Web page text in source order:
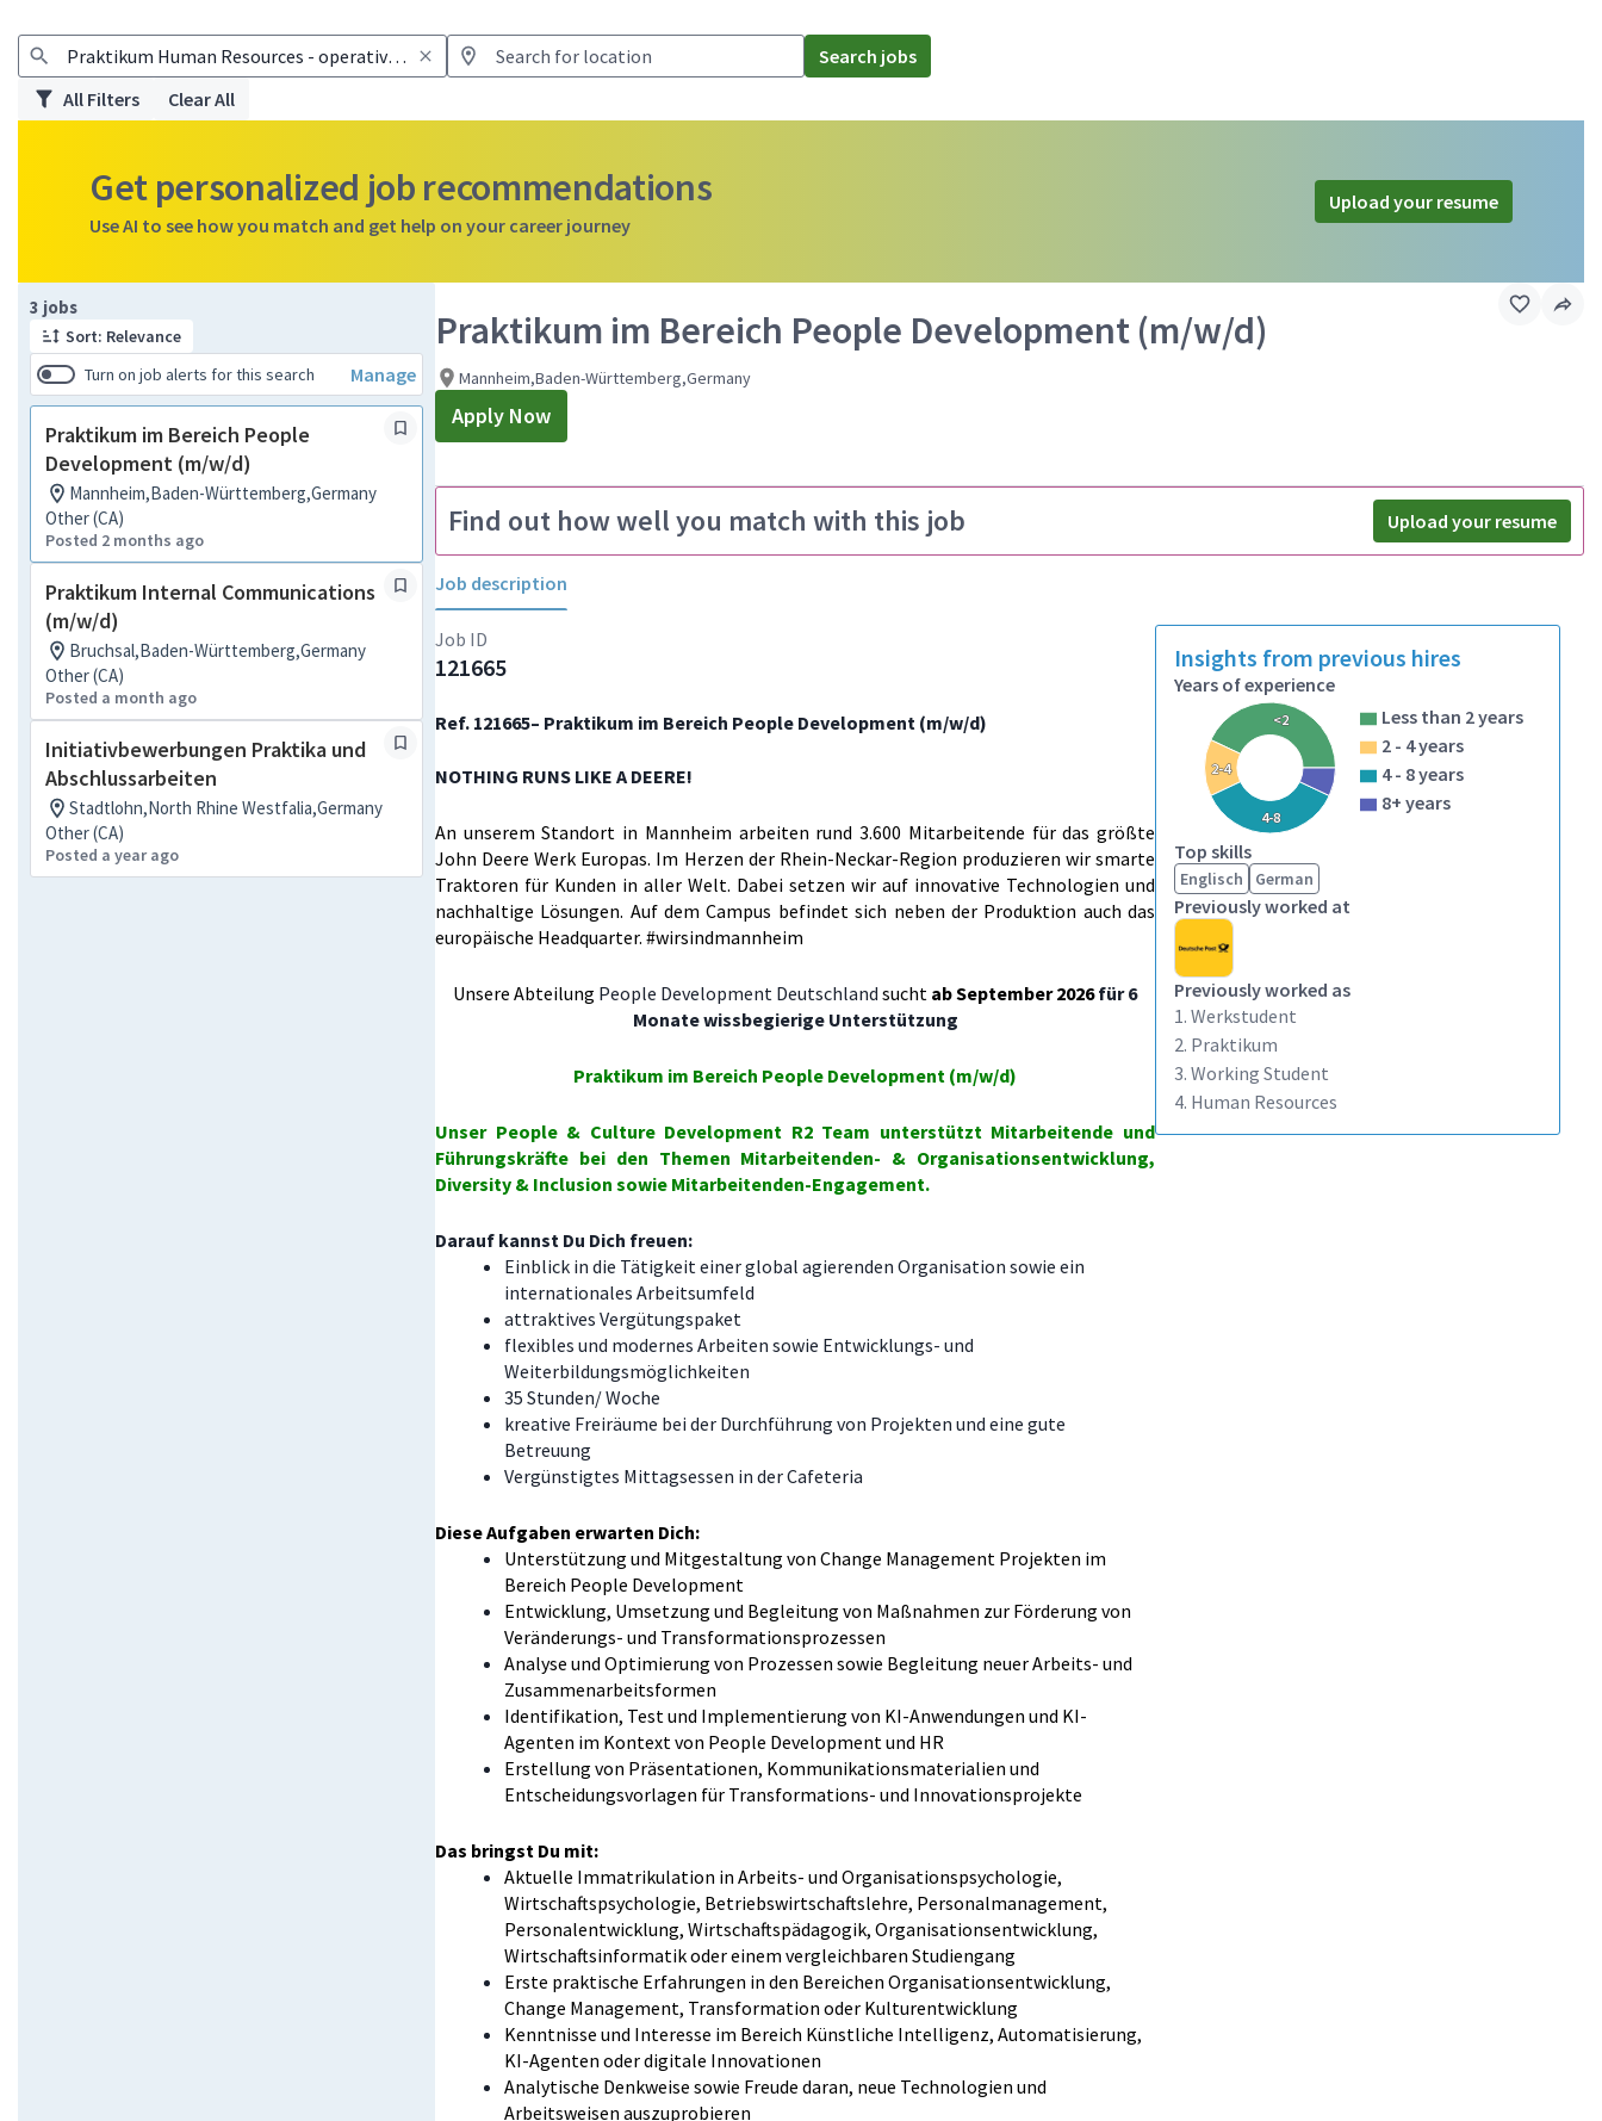
Search jobs
All Filters
Clear All
Get personalized job recommendations
Use AI to see how you match and get help on your career journey
Upload your resume
3 jobs
Sort: Relevance
Turn on job alerts for this search
Manage
Praktikum im Bereich People
Development (m/w/d)
Mannheim,Baden-Württemberg,Germany
Other (CA)
Posted 2 months ago
Praktikum Internal Communications
(m/w/d)
Bruchsal,Baden-Württemberg,Germany
Other (CA)
Posted a month ago
Initiativbewerbungen Praktika und
Abschlussarbeiten
Stadtlohn,North Rhine Westfalia,Germany
Other (CA)
Posted a year ago
Page 1 of 1
Praktikum im Bereich People Development (m/w/d)
Mannheim,Baden-Württemberg,Germany
Apply Now
Find out how well you match with this job Upload your resume
Job description
Job ID
121665
Ref. 121665– Praktikum im Bereich People Development (m/w/d)
NOTHING RUNS LIKE A DEERE!
An unserem Standort in Mannheim arbeiten rund 3.600 Mitarbeitende für das größte
John Deere Werk Europas. Im Herzen der Rhein-Neckar-Region produzieren wir smarte
Traktoren für Kunden in aller Welt. Dabei setzen wir auf innovative Technologien und
nachhaltige Lösungen. Auf dem Campus befindet sich neben der Produktion auch das
europäische Headquarter. #wirsindmannheim
Unsere Abteilung People Development Deutschland sucht ab September 2026 für 6
Monate wissbegierige Unterstützung
Praktikum im Bereich People Development (m/w/d)
Unser People & Culture Development R2 Team unterstützt Mitarbeitende und
Führungskräfte bei den Themen Mitarbeitenden- & Organisationsentwicklung,
Diversity & Inclusion sowie Mitarbeitenden-Engagement.
Darauf kannst Du Dich freuen:
Einblick in die Tätigkeit einer global agierenden Organisation sowie ein
internationales Arbeitsumfeld
attraktives Vergütungspaket
flexibles und modernes Arbeiten sowie Entwicklungs- und
Weiterbildungsmöglichkeiten
35 Stunden/ Woche
kreative Freiräume bei der Durchführung von Projekten und eine gute
Betreuung
Vergünstigtes Mittagsessen in der Cafeteria
Diese Aufgaben erwarten Dich:
Unterstützung und Mitgestaltung von Change Management Projekten im
Bereich People Development
Entwicklung, Umsetzung und Begleitung von Maßnahmen zur Förderung von
Veränderungs- und Transformationsprozessen
Analyse und Optimierung von Prozessen sowie Begleitung neuer Arbeits- und
Zusammenarbeitsformen
Identifikation, Test und Implementierung von KI-Anwendungen und KI-
Agenten im Kontext von People Development und HR
Erstellung von Präsentationen, Kommunikationsmaterialien und
Entscheidungsvorlagen für Transformations- und Innovationsprojekte
Das bringst Du mit:
Aktuelle Immatrikulation in Arbeits- und Organisationspsychologie,
Wirtschaftspsychologie, Betriebswirtschaftslehre, Personalmanagement,
Personalentwicklung, Wirtschaftspädagogik, Organisationsentwicklung,
Wirtschaftsinformatik oder einem vergleichbaren Studiengang
Erste praktische Erfahrungen in den Bereichen Organisationsentwicklung,
Change Management, Transformation oder Kulturentwicklung
Kenntnisse und Interesse im Bereich Künstliche Intelligenz, Automatisierung,
KI-Agenten oder digitale Innovationen
Analytische Denkweise sowie Freude daran, neue Technologien und
Arbeitsweisen auszuprobieren
Insights from previous hires
Years of experience
<2
2-4
4-8
Less than 2 years
2 - 4 years
4 - 8 years
8+ years
Top skills
Englisch German
Previously worked at
Previously worked as
1. Werkstudent
2. Praktikum
3. Working Student
4. Human Resources